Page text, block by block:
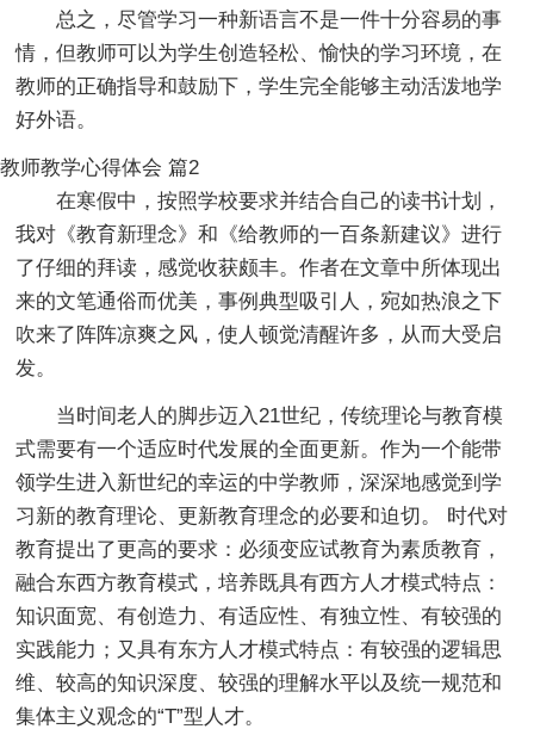
总之，尽管学习一种新语言不是一件十分容易的事
情，但教师可以为学生创造轻松、愉快的学习环境，在
教师的正确指导和鼓励下，学生完全能够主动活泼地学
好外语。
教师教学心得体会 篇2
在寒假中，按照学校要求并结合自己的读书计划，
我对《教育新理念》和《给教师的一百条新建议》进行
了仔细的拜读，感觉收获颇丰。作者在文章中所体现出
来的文笔通俗而优美，事例典型吸引人，宛如热浪之下
吹来了阵阵凉爽之风，使人顿觉清醒许多，从而大受启
发。
当时间老人的脚步迈入21世纪，传统理论与教育模
式需要有一个适应时代发展的全面更新。作为一个能带
领学生进入新世纪的幸运的中学教师，深深地感觉到学
习新的教育理论、更新教育理念的必要和迫切。 时代对
教育提出了更高的要求：必须变应试教育为素质教育，
融合东西方教育模式，培养既具有西方人才模式特点：
知识面宽、有创造力、有适应性、有独立性、有较强的
实践能力；又具有东方人才模式特点：有较强的逻辑思
维、较高的知识深度、较强的理解水平以及统一规范和
集体主义观念的“T”型人才。